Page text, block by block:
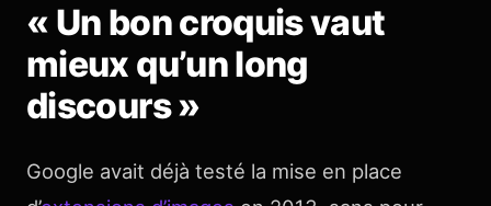
« Un bon croquis vaut
mieux qu’un long
discours »
Google avait déjà testé la mise en place